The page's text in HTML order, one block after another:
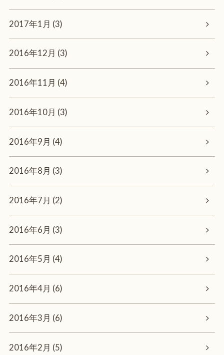
2017年1月 (3)
2016年12月 (3)
2016年11月 (4)
2016年10月 (3)
2016年9月 (4)
2016年8月 (3)
2016年7月 (2)
2016年6月 (3)
2016年5月 (4)
2016年4月 (6)
2016年3月 (6)
2016年2月 (5)